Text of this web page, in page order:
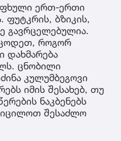
ერთ-ერთი
ბზიკის,
გავრცელებულია.
როგორ
დახმარება
ცნობილი
კულუმბეგოვი
იმის შესახებ, თუ
ნაკბენებს
შესაძლო